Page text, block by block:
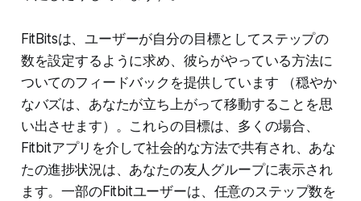
FitBitsは、ユーザーが自分の目標としてステップの
数を設定するように求め、彼らがやっている方法に
ついてのフィードバックを提供しています （穏やか
なバズは、あなたが立ち上がって移動することを思
い出させます）。これらの目標は、多くの場合、
Fitbitアプリを介して社会的な方法で共有され、あな
たの進捗状況は、あなたの友人グループに表示され
ます。一部のFitbitユーザーは、任意のステップ数を